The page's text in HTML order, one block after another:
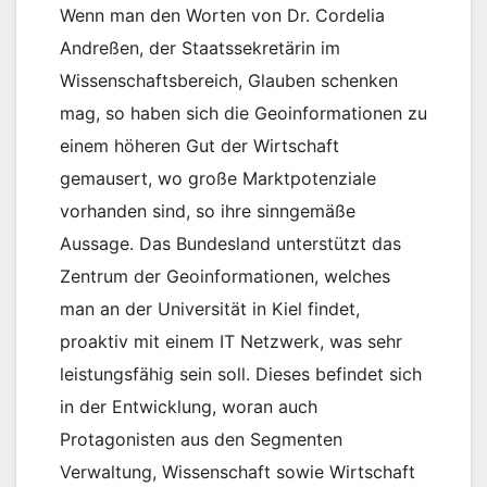
Wenn man den Worten von Dr. Cordelia
Andreßen, der Staatssekretärin im
Wissenschaftsbereich, Glauben schenken
mag, so haben sich die Geoinformationen zu
einem höheren Gut der Wirtschaft
gemausert, wo große Marktpotenziale
vorhanden sind, so ihre sinngemäße
Aussage. Das Bundesland unterstützt das
Zentrum der Geoinformationen, welches
man an der Universität in Kiel findet,
proaktiv mit einem IT Netzwerk, was sehr
leistungsfähig sein soll. Dieses befindet sich
in der Entwicklung, woran auch
Protagonisten aus den Segmenten
Verwaltung, Wissenschaft sowie Wirtschaft